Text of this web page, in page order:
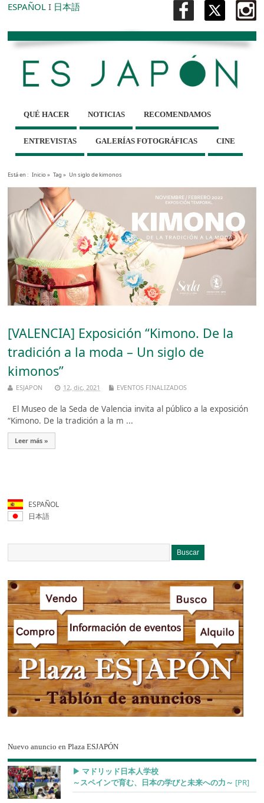
ESPAÑOL I 日本語
QUÉ HACER NOTICIAS RECOMENDAMOS
ENTREVISTAS GALERÍAS FOTOGRÁFICAS CINE
Está en : Inicio» Tag » Un siglo de kimonos
[VALENCIA] Exposición “Kimono. De la
tradición a la moda – Un siglo de
kimonos”
ESJAPON 12, dic, 2021 EVENTOS FINALIZADOS
El Museo de la Seda de Valencia invita al público a la exposición
“Kimono. De la tradición a la m ...
Leer más »
ESPAÑOL
日本語
Nuevo anuncio en Plaza ESJAPÓN
▶︎ マドリッド日本人学校
～スペインで育む、日本の学びと未来への力～ [PR]